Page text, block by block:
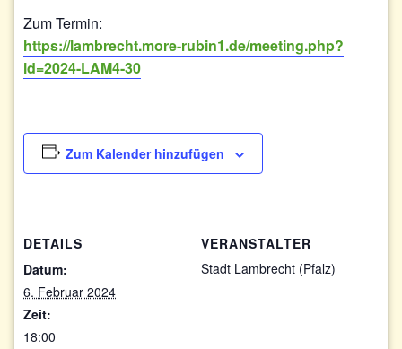
Zum Termin:
https://lambrecht.more-rubin1.de/meeting.php?
id=2024-LAM4-30
Zum Kalender hinzufügen
DETAILS
Datum:
6. Februar 2024
Zeit:
18:00
VERANSTALTER
Stadt Lambrecht (Pfalz)